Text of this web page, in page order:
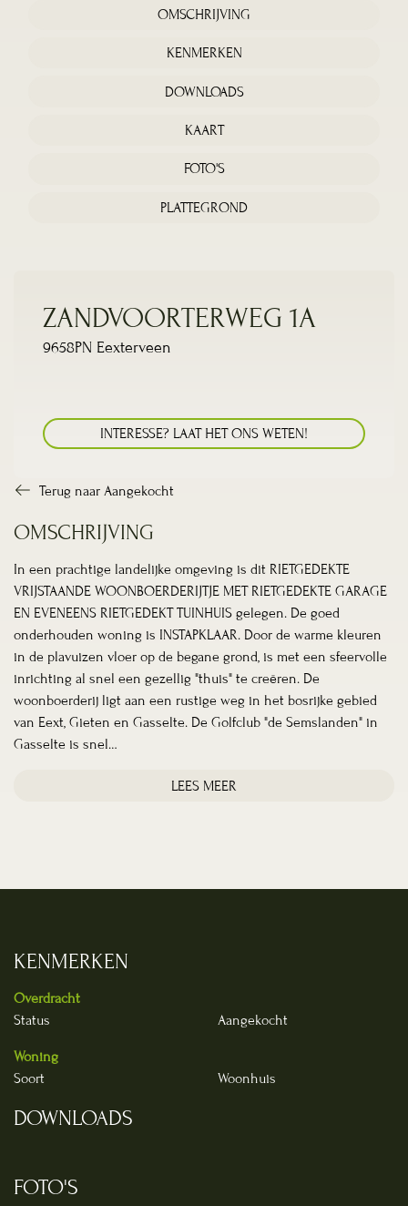
OMSCHRIJVING
KENMERKEN
DOWNLOADS
KAART
FOTO'S
PLATTEGROND
ZANDVOORTERWEG 1A
9658PN Eexterveen
INTERESSE? LAAT HET ONS WETEN!
Terug naar Aangekocht
OMSCHRIJVING
In een prachtige landelijke omgeving is dit RIETGEDEKTE
VRIJSTAANDE WOONBOERDERIJTJE MET RIETGEDEKTE GARAGE
EN EVENEENS RIETGEDEKT TUINHUIS gelegen. De goed
onderhouden woning is INSTAPKLAAR. Door de warme kleuren
in de plavuizen vloer op de begane grond, is met een sfeervolle
inrichting al snel een gezellig "thuis" te creëren. De
woonboerderij ligt aan een rustige weg in het bosrijke gebied
van Eext, Gieten en Gasselte. De Golfclub "de Semslanden" in
Gasselte is snel…
LEES MEER
KENMERKEN
Overdracht
Status
Aangekocht
Woning
Soort
Woonhuis
DOWNLOADS
FOTO'S